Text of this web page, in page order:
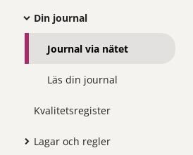
Din journal
Journal via nätet
Läs din journal
Kvalitetsregister
Lagar och regler